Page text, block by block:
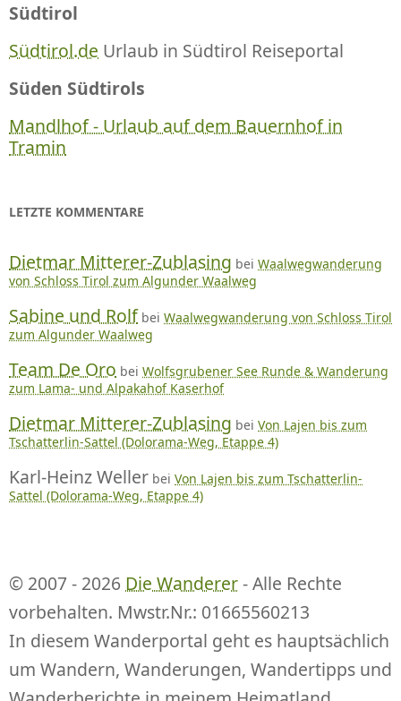
Südtirol
Südtirol.de Urlaub in Südtirol Reiseportal
Süden Südtirols
Mandlhof - Urlaub auf dem Bauernhof in
Tramin
LETZTE KOMMENTARE
Dietmar Mitterer-Zublasing bei Waalwegwanderung
von Schloss Tirol zum Algunder Waalweg
Sabine und Rolf bei Waalwegwanderung von Schloss Tirol
zum Algunder Waalweg
Team De Oro bei Wolfsgrubener See Runde & Wanderung
zum Lama- und Alpakahof Kaserhof
Dietmar Mitterer-Zublasing bei Von Lajen bis zum
Tschatterlin-Sattel (Dolorama-Weg, Etappe 4)
Karl-Heinz Weller bei Von Lajen bis zum Tschatterlin-
Sattel (Dolorama-Weg, Etappe 4)
© 2007 - 2026 Die Wanderer- Alle Rechte
vorbehalten. Mwstr.Nr.: 01665560213
In diesem Wanderportal geht es hauptsächlich
um Wandern, Wanderungen, Wandertipps und